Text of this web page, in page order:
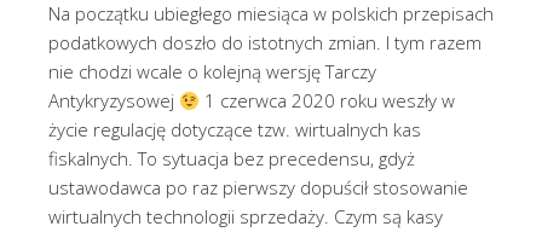
Na początku ubiegłego miesiąca w polskich przepisach
podatkowych doszło do istotnych zmian. I tym razem
nie chodzi wcale o kolejną wersję Tarczy
Antykryzysowej
1 czerwca 2020 roku weszły w
życie regulację dotyczące tzw. wirtualnych kas
fiskalnych. To sytuacja bez precedensu, gdyż
ustawodawca po raz pierwszy dopuścił stosowanie
wirtualnych technologii sprzedaży. Czym są kasy